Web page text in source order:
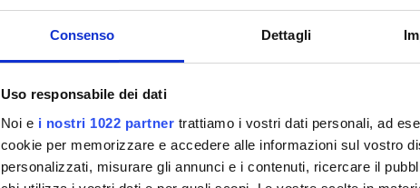
Consenso Dettagli
Uso responsabile dei dati
Noi e i nostri 1022 partner trattiamo i vostri dati personali, ad
cookie per memorizzare e accedere alle informazioni sul vostro
personalizzati, misurare gli annunci e i contenuti, ricercare il
Giovedì 18 giugno 2026 - ore 15.30
Venerdì 19 giugno 2026 - ore 10.00
PROGRAMMA COMPLETOQUI